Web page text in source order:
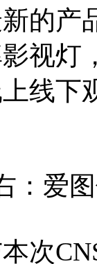
的产
视灯
线下
：爱图
次